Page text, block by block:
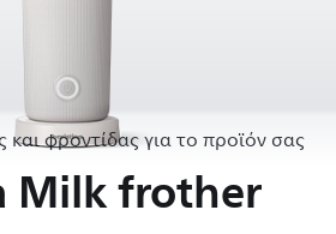
φροντίδας για το προϊόν σας
Milk frother